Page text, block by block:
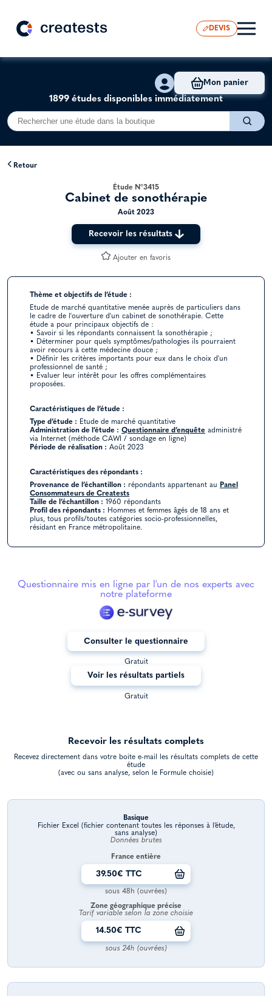
DEVIS
1899 études disponibles immédiatement
Mon panier
Retour
Étude N°3415
Cabinet de sonothérapie
Août 2023
Recevoir les résultats
Ajouter en favoris
Thème et objectifs de l’étude :
Etude de marché quantitative menée auprès de particuliers dans
le cadre de l'ouverture d'un cabinet de sonothérapie. Cette
étude a pour principaux objectifs de :
• Savoir si les répondants connaissent la sonothérapie ;
• Déterminer pour quels symptômes/pathologies ils pourraient
avoir recours à cette médecine douce ;
• Définir les critères importants pour eux dans le choix d'un
professionnel de santé ;
• Evaluer leur intérêt pour les offres complémentaires
proposées.
Caractéristiques de l’étude :
Type d’étude : Etude de marché quantitative
Administration de l’étude : Questionnaire d’enquête administré
via Internet (méthode CAWI / sondage en ligne)
Période de réalisation : Août 2023
Caractéristiques des répondants :
Provenance de l’échantillon : répondants appartenant au Panel
Consommateurs de Creatests
Taille de l’échantillon : 1960 répondants
Profil des répondants : Hommes et femmes âgés de 18 ans et
plus, tous profils/toutes catégories socio-professionnelles,
résidant en France métropolitaine.
Questionnaire mis en ligne par l'un de nos experts avec
notre plateforme
Consulter le questionnaire
Gratuit
Voir les résultats partiels
Gratuit
Recevoir les résultats complets
Recevez directement dans votre boite e-mail les résultats complets de cette
étude
(avec ou sans analyse, selon le Formule choisie)
Basique
Fichier Excel (fichier contenant toutes les réponses à l’étude,
sans analyse)
Données brutes
France entière
39.50€ TTC
sous 48h (ouvrées)
Zone géographique précise
Tarif variable selon la zone choisie
14.50€ TTC
sous 24h (ouvrées)